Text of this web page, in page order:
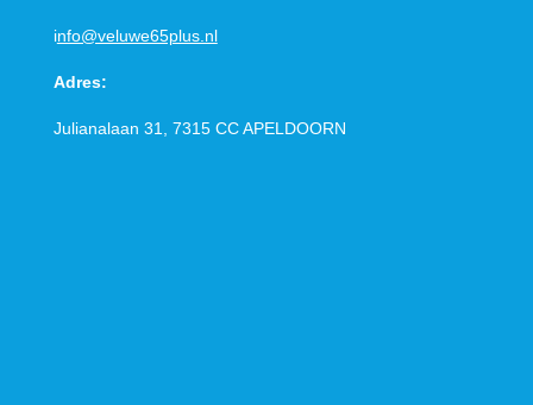
info@veluwe65plus.nl
Adres:
Julianalaan 31, 7315 CCAPELDOORN